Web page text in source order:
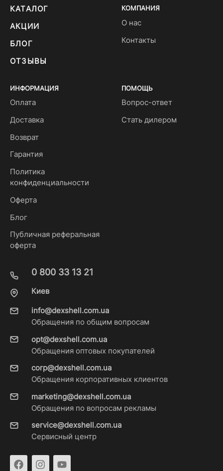
КАТАЛОГ
АКЦИИ
БЛОГ
ОТЗЫВЫ
КОМПАНИЯ
О нас
Контакты
ИНФОРМАЦИЯ
Оплата
Доставка
Возврат
Гарантия
Политика
конфиденциальности
Оферта
Блог
Публичная реферальная
оферта
ПОМОЩЬ
Вопрос-ответ
Стать дилером
0 800 33 13 21
Киев
info@dexshell.com.ua
Обращения по общим вопросам
opt@dexshell.com.ua
Обращения оптовых покупателей
corp@dexshell.com.ua
Обращения корпоративных клиентов
marketing@dexshell.com.ua
Обращения по вопросам рекламы
service@dexshell.com.ua
Сервисный центр